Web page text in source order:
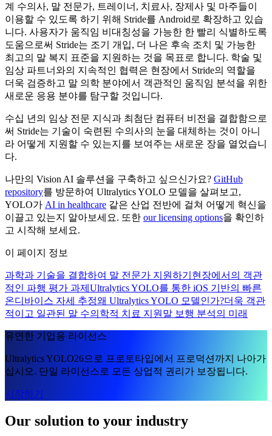
계 수의사, 말 전문가, 트레이너, 치료사, 장제사 및 마주들이
이용할 수 있도록 하기 위해 Stride를 Android로 확장하고 있습
니다. 사용자가 움직임 비대칭성을 가능한 한 빨리 식별하도록
도움으로써 Stride는 조기 개입, 더 나은 후속 조치 및 가능한
최고의 말 복지 표준을 지원하는 것을 목표로 합니다. 학술 및
임상 파트너와의 지속적인 협력은 현장에서 Stride의 역할을
더욱 검증하고 말 의학 분야에서 객관적인 움직임 분석을 위한
새로운 응용 분야를 탐구할 것입니다.
수십 년의 임상 전문 지식과 최첨단 컴퓨터 비전을 결합함으로
써 Stride는 기술이 숙련된 수의사의 눈을 대체하는 것이 아니
라 어떻게 지원할 수 있는지를 보여주는 새로운 장을 열었습니
다.
나만의 Vision AI 솔루션을 구축하고 싶으신가요? GitHub
repository를 방문하여 Ultralytics YOLO 모델을 살펴보고,
YOLO가 AI in healthcare 같은 산업 전반에 걸쳐 어떻게 혁신을
이끌고 있는지 알아보세요. 또한 our licensing options을 확인하
고 시작해 보세요.
이 페이지 정보
과학과 기술을 결합하여 말 전문가 지원하기 현장에서의 객관
적인 파행 평가 과제 Ultralytics YOLO를 통한 iOS 기반의 빠른
온디바이스 자세 추정왜 Ultralytics YOLO 모델인가?더욱 객관
적이고 일관된 말 수의학적 치료 지원 말 보행 분석의 미래
유연한 기업용 라이선스
Ultralytics YOLO26으로 프로토타입에서 프로덕션까지 나아가
십시오. 단일 라이선스로 모든 상업적 권리가 보장됩니다.
시작하기
Our solution to your industry